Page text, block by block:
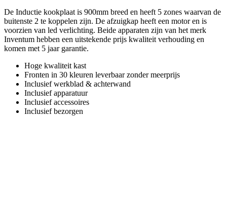
De Inductie kookplaat is 900mm breed en heeft 5 zones waarvan de
buitenste 2 te koppelen zijn. De afzuigkap heeft een motor en is
voorzien van led verlichting. Beide apparaten zijn van het merk
Inventum hebben een uitstekende prijs kwaliteit verhouding en
komen met 5 jaar garantie.
Hoge kwaliteit kast
Fronten in 30 kleuren leverbaar zonder meerprijs
Inclusief werkblad & achterwand
Inclusief apparatuur
Inclusief accessoires
Inclusief bezorgen